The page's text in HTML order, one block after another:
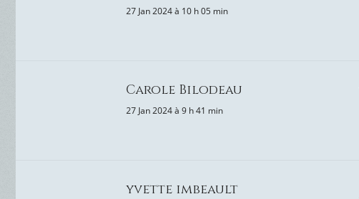
27 Jan 2024 à 10 h 05 min
Carole Bilodeau
27 Jan 2024 à 9 h 41 min
yvette imbeault